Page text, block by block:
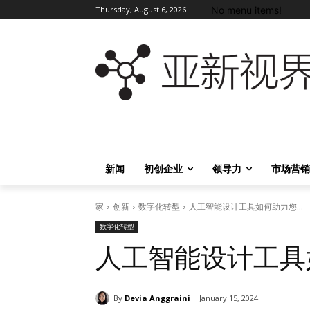
Thursday, August 6, 2026 No menu items!
新闻 初创企业 领导力 市场营销
家 创新 数字化转型 人工智能设计工具如何助力您...
数字化转型
人工智能设计工
By Devia Anggraini January 15, 2024